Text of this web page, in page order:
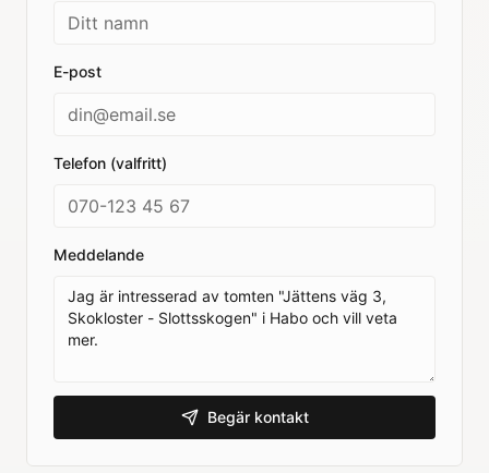
E-post
Telefon (valfritt)
Meddelande
Begär kontakt